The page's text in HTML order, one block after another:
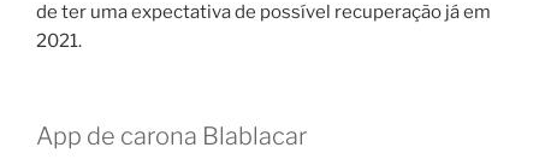
de ter uma expectativa de possível recuperação já em
2021.
App de carona Blablacar